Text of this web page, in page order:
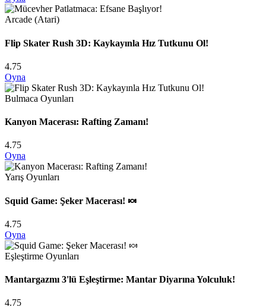
Arcade (Atari)
Flip Skater Rush 3D: Kaykayınla Hız Tutkunu Ol!
4.75
Oyna
Bulmaca Oyunları
Kanyon Macerası: Rafting Zamanı!
4.75
Oyna
Yarış Oyunları
Squid Game: Şeker Macerası! 🍬
4.75
Oyna
Eşleştirme Oyunları
Mantargazmı 3'lü Eşleştirme: Mantar Diyarına Yolculuk!
4.75